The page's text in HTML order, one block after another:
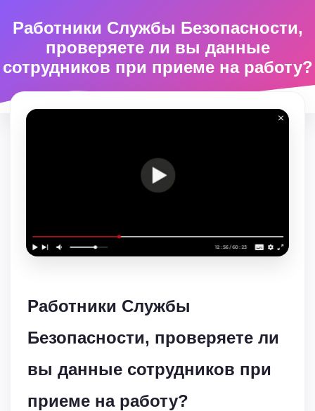
Работники Службы Безопасности,
проверяете ли вы данные
сотрудников при приеме на работу?
Работники Службы
Безопасности, проверяете ли
вы данные сотрудников при
приеме на работу?